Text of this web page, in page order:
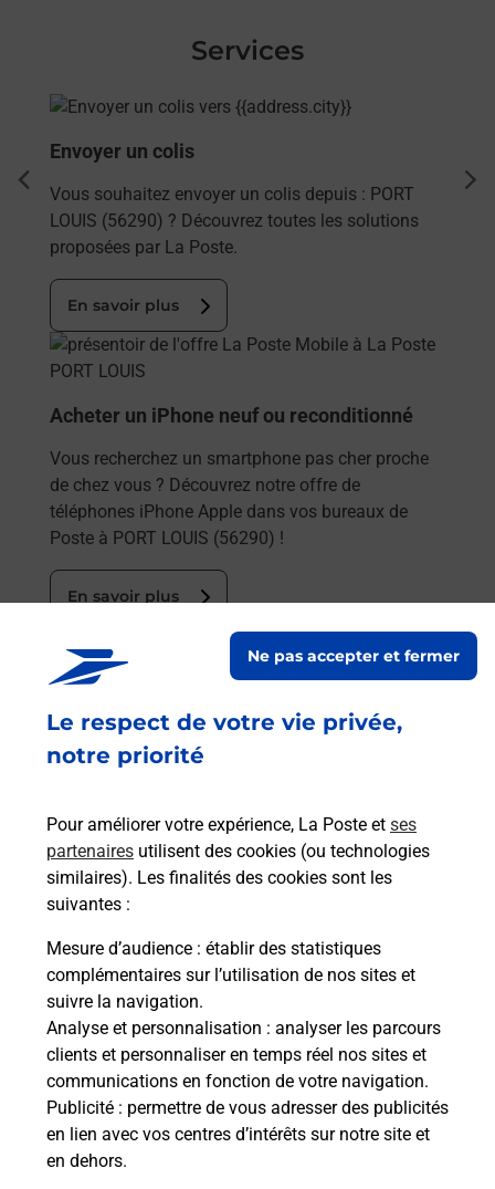
Le respect de votre vie privée,
notre priorité
Pour améliorer votre expérience, La Poste et ses
partenaires utilisent des cookies (ou technologies
similaires). Les finalités des cookies sont les
suivantes :
Mesure d’audience : établir des statistiques
complémentaires sur l’utilisation de nos sites et
suivre la navigation.
Analyse et personnalisation : analyser les parcours
clients et personnaliser en temps réel nos sites et
communications en fonction de votre navigation.
Publicité : permettre de vous adresser des publicités
en lien avec vos centres d’intérêts sur notre site et
en dehors.
Ne pas accepter et fermer
Services
En savoir plus
Envoyer un colis
Vous souhaitez envoyer un colis depuis : PORT
LOUIS (56290) ? Découvrez toutes les solutions
proposées par La Poste.
En savoir plus
En savoir plus
Acheter un iPhone neuf ou reconditionné
Vous recherchez un smartphone pas cher proche
de chez vous ? Découvrez notre offre de
téléphones iPhone Apple dans vos bureaux de
Poste à PORT LOUIS (56290) !
En savoir plus
Vous recherchez un smartphone pas cher proche
de Poste à PORT LOUIS (56290) !
En savoir plus
Souscrire à la téléassistance
Besoin d’un système de téléassistance à l’intérieur
et/ou à l’extérieur de votre domicile ? Découvrez
les offres téléalarme dans votre bureau de Poste à
PORT LOUIS.